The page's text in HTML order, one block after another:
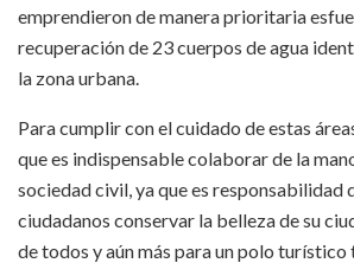
emprendieron de manera prioritaria
recuperación de 23 cuerpos de agua
la zona urbana.
Para cumplir con el cuidado de estas
que es indispensable colaborar de la
sociedad civil, ya que es responsabilidad
ciudadanos conservar la belleza de su
de todos y aún más para un polo